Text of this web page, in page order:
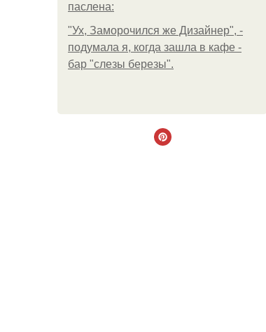
паслена:
"Ух, Заморочился же Дизайнер", -
подумала я, когда зашла в кафе -
бар "слезы березы".